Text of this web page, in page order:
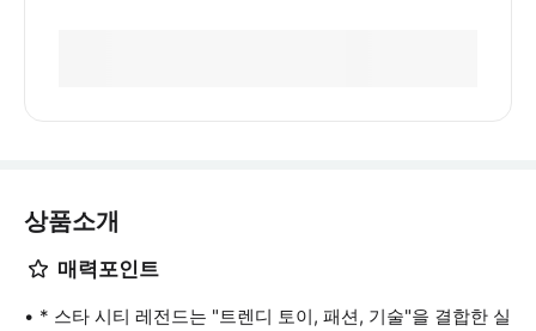
상품소개
매력포인트
* 스타 시티 레전드는 "트렌디 토이, 패션, 기술"을 결합한 실